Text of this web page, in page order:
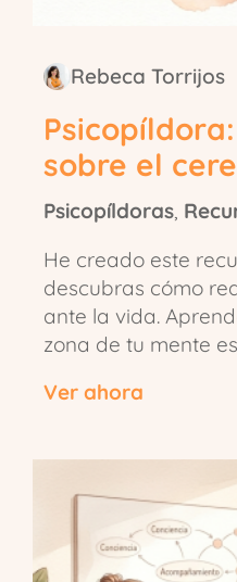
Rebeca Torrijos
sobre el
Psicopíldoras,
He creado este
descubras cómo
ante la vida.
zona de tu mente
Ver ahora